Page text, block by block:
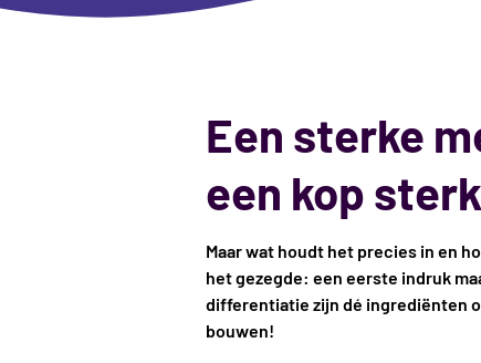
Een sterke
een kop
Maar wat houdt het precies in en
het gezegde: een eerste indruk
differentiatie zijn dé ingrediënten
bouwen!